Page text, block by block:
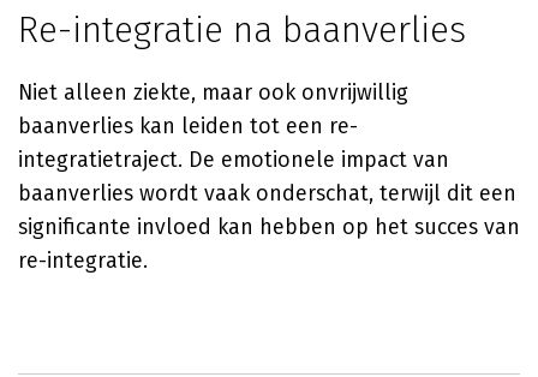
Re-integratie na baanverlies
Niet alleen ziekte, maar ook onvrijwillig
baanverlies kan leiden tot een re-
integratietraject. De emotionele impact van
baanverlies wordt vaak onderschat, terwijl dit een
significante invloed kan hebben op het succes van
re-integratie.